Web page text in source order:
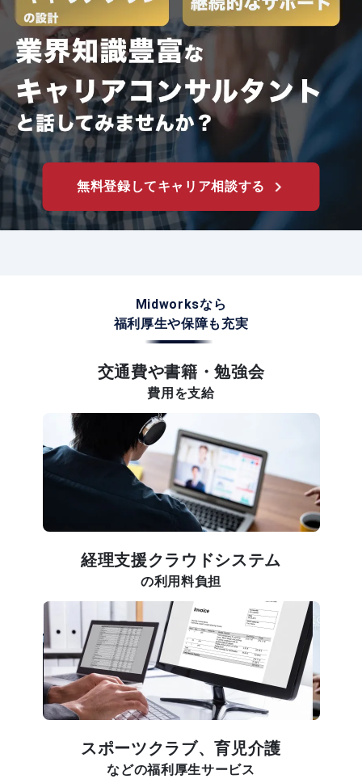
無料登録してキャリア相談する
Midworksなら
福利厚生や保障も充実
交通費や書籍・勉強会
費用を支給
経理支援クラウドシステム
の利用料負担
スポーツクラブ、育児介護
などの福利厚生サービス